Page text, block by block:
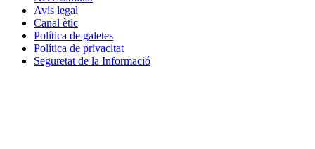
Avís legal
Canal ètic
Política de galetes
Política de privacitat
Seguretat de la Informació